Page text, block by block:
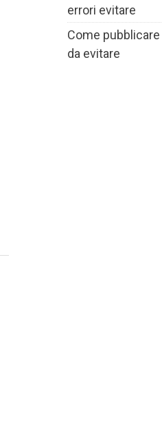
errori evitare
Come
da evitare